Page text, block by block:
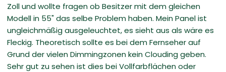
Zoll und wollte fragen ob Besitzer mit dem gleichen
Modell in 55" das selbe Problem haben. Mein Panel ist
ungleichmäßig ausgeleuchtet, es sieht aus als wäre es
Fleckig. Theoretisch sollte es bei dem Fernseher auf
Grund der vielen Dimmingzonen kein Clouding geben.
Sehr gut zu sehen ist dies bei Vollfarbflächen oder